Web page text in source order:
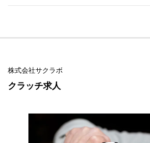
株式会社サクラボ
クラッチ求人